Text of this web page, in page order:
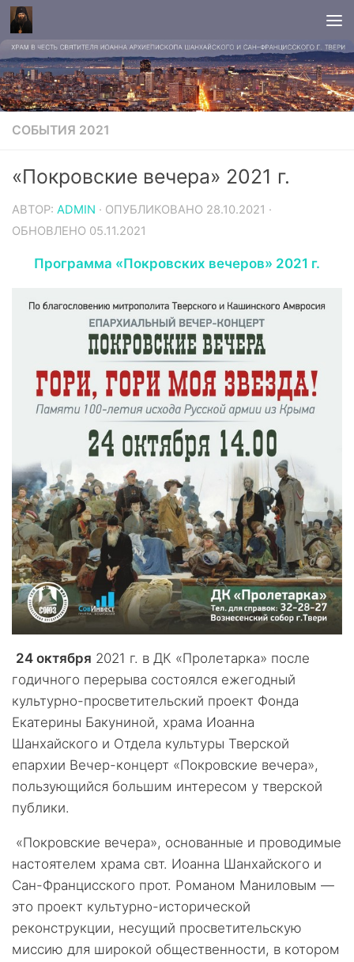
СОБЫТИЯ 2021
«Покровские вечера» 2021 г.
АВТОР: ADMIN · ОПУБЛИКОВАНО 28.10.2021 ·
ОБНОВЛЕНО 05.11.2021
Программа «Покровских вечеров» 2021 г.
24 октября 2021 г. в ДК «Пролетарка» после
годичного перерыва состоялся ежегодный
культурно-просветительский проект Фонда
Екатерины Бакуниной, храма Иоанна
Шанхайского и Отдела культуры Тверской
епархии Вечер-концерт «Покровские вечера»,
пользующийся большим интересом у тверской
публики.
«Покровские вечера», основанные и проводимые
настоятелем храма свт. Иоанна Шанхайского и
Сан-Францисского прот. Романом Маниловым —
это проект культурно-исторической
реконструкции, несущий просветительскую
миссию для широкой общественности, в котором